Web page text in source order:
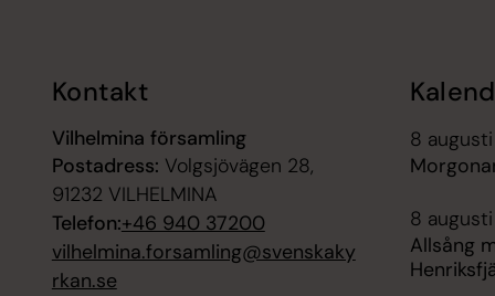
Kontakt
Vilhelmina församling
Postadress: Volgsjövägen 28,
91232 VILHELMINA
Telefon:+46 940 37200
vilhelmina.forsamling@svenskaky
rkan.se
8
8
Allsång